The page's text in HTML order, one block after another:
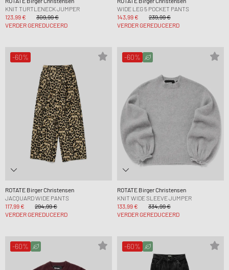
KNIT TURTLENECK JUMPER
123,99 €
309,99 €
VERDER GEREDUCEERD
WIDE LEG 5 POCKET PANTS
143,99 €
239,99 €
VERDER GEREDUCEERD
-60%
ROTATE Birger Christensen
JACQUARD WIDE PANTS
117,99 €
294,99 €
VERDER GEREDUCEERD
-60%
ROTATE Birger Christensen
KNIT WIDE SLEEVE JUMPER
133,99 €
334,99 €
VERDER GEREDUCEERD
-60% -60%